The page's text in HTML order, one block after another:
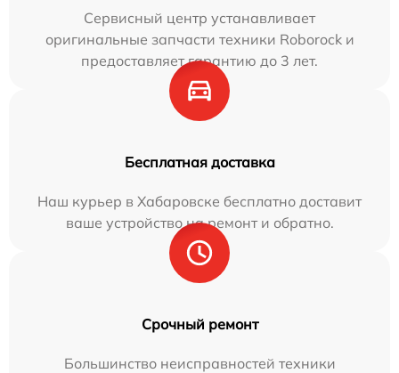
Сервисный центр устанавливает
оригинальные запчасти техники Roborock и
предоставляет гарантию до 3 лет.
Бесплатная доставка
Наш курьер в Хабаровске бесплатно доставит
ваше устройство на ремонт и обратно.
Срочный ремонт
Большинство неисправностей техники